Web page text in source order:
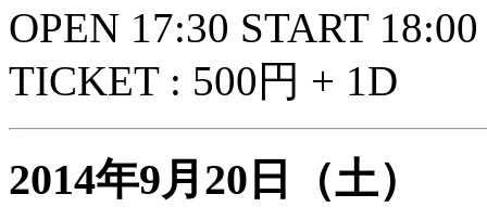
OPEN 17:30 START 18:00
TICKET : 500円 + 1D
2014年9月20日（土）